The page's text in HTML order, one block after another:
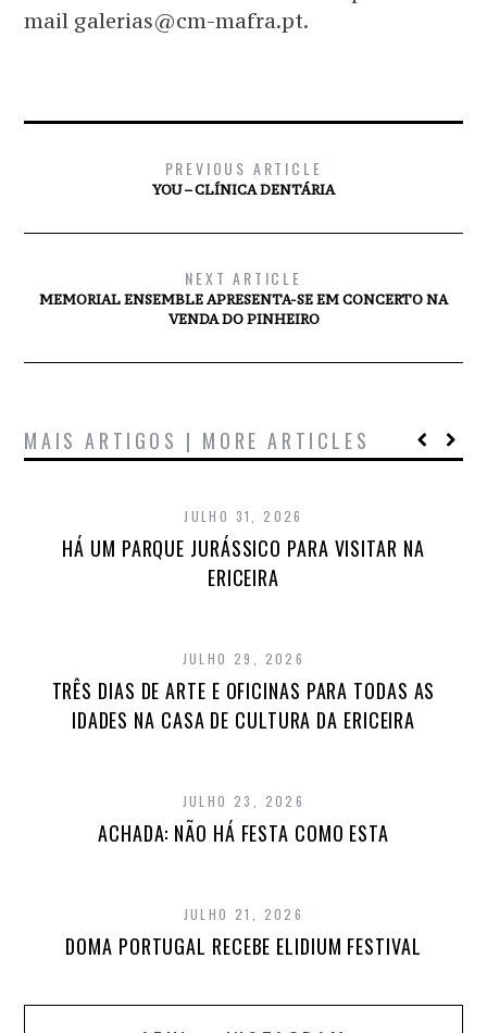
mail galerias@cm-mafra.pt.
PREVIOUS ARTICLE
YOU – CLÍNICA DENTÁRIA
NEXT ARTICLE
MEMORIAL ENSEMBLE APRESENTA-SE EM CONCERTO NA
VENDA DO PINHEIRO
MAIS ARTIGOS | MORE ARTICLES
JULHO 31, 2026
HÁ UM PARQUE JURÁSSICO PARA VISITAR NA
ERICEIRA
JULHO 29, 2026
TRÊS DIAS DE ARTE E OFICINAS PARA TODAS AS
IDADES NA CASA DE CULTURA DA ERICEIRA
JULHO 23, 2026
ACHADA: NÃO HÁ FESTA COMO ESTA
JULHO 21, 2026
DOMA PORTUGAL RECEBE ELIDIUM FESTIVAL